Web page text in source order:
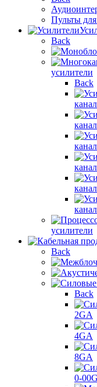
Пульты
Back
усилители
Back
усилители
Back
Back
2GA
4GA
8GA
0-